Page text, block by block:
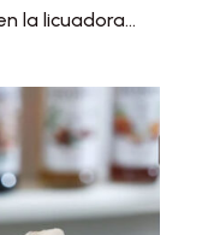
la licuadora...